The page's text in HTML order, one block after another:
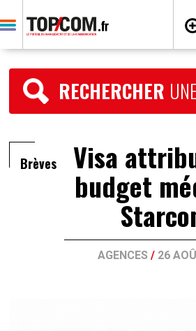
RECHERCHER
Brèves Visa
budget
AGENCES / 26